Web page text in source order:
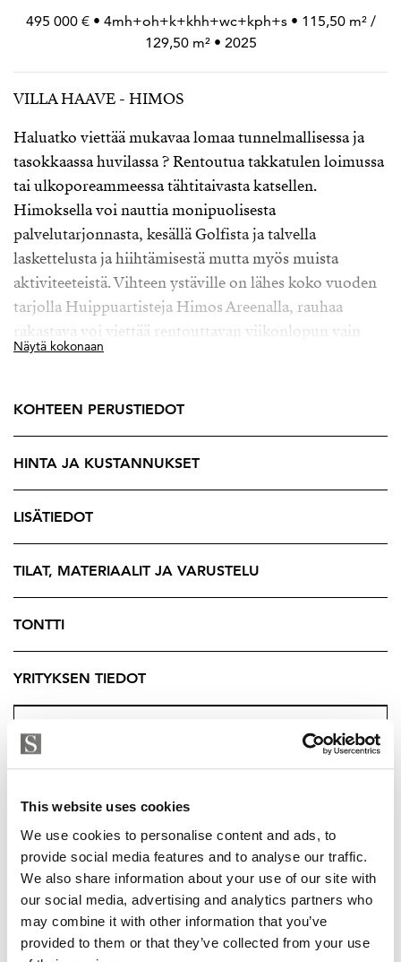
This website uses cookies
We use cookies to personalise content and ads, to
provide social media features and to analyse our traffic.
We also share information about your use of our site with
our social media, advertising and analytics partners who
may combine it with other information that you’ve
provided to them or that they’ve collected from your use
495 000 € • 4mh+oh+k+khh+wc+kph+s • 115,50 m² /
129,50 m² • 2025
MAARIT RITARI
VILLA HAAVE - HIMOS
Haluatko viettää mukavaa lomaa tunnelmallisessa ja
tasokkaassa huvilassa ? Rentoutua takkatulen loimussa
tai ulkoporeammeessa tähtitaivasta katsellen.
Himoksella voi nauttia monipuolisesta
palvelutarjonnasta, kesällä Golfista ja talvella
laskettelusta ja hiihtämisestä mutta myös muista
aktiviteeteistä. Vihteen ystäville on lähes koko vuoden
tarjolla Huippuartisteja Himos Areenalla, rauhaa
rakastava voi viettää rentouttavan viikonlopun vain
nauttien mökin tarjoamasta tunnelmasta.
massiivihirsihuvila - Villa Haave, rakennetaan
Himokelle päättyvän Haperotien varrelle. Oma vähän
yli 1000 neliön tontti mahdollistaa pihasuunnittelun
omien toiveiden mukaisesti. Tämä kodikas neljän
makuuhuoneen huvila tarjoaa rauhallisen pakopaikan
kiireisestä arjesta. Avaa ovet suurelle terassille ja nauti
ympäröivästä luonnosta. Tunnelmallinen takka luo
Haave sopii myös sinulle joka ajattelit hankkia huvilan
myös osittain sijoitukseen, sen tilat riittävät hyvin
myös vuokraajien toiveisiin. Himoslomat tarjoavat
hoitaa itse. Alueella on myös allasyrittäjä, joka tarjoaa
poreammeet. Tule ja koe luonnonläheinen elämäntyyli.
ovat kovaa kulutusta kestävä vinyylilankkua, kosteat
tilat, sekä kodinhoitohuone ovat laattaa, seinäpinnat
tyylikkäästi paksua hirttä ja osittain maalattua levyä.
Eikä myöskään kodinkoneissa ja muissa
varusteluissakaan ole tingitty.
Huvilaan on suunniteltu selkeitä huonetiloja, jotka
Näytä kokonaan
KOHTEEN PERUSTIEDOT
HINTA JA KUSTANNUKSET
LISÄTIEDOT
TILAT, MATERIAALIT JA VARUSTELU
TONTTI
YRITYKSEN TIEDOT